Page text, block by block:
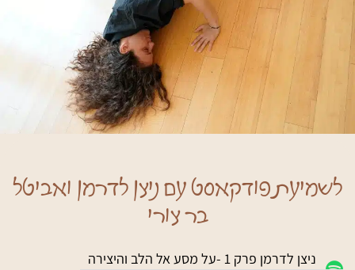
לשמיעת פודקאסט עם ניצן לדרמן ואביטל
בר צורי
ניצן לדרמן פרק 1 -על מסע אל הלב והיצירה